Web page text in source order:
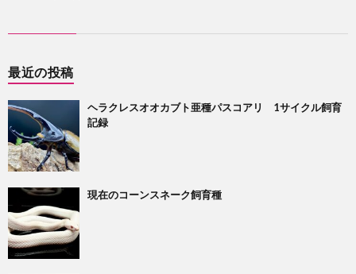
最近の投稿
ヘラクレスオオカブト亜種パスコアリ 1サイクル飼育
記録
現在のコーンスネーク飼育種